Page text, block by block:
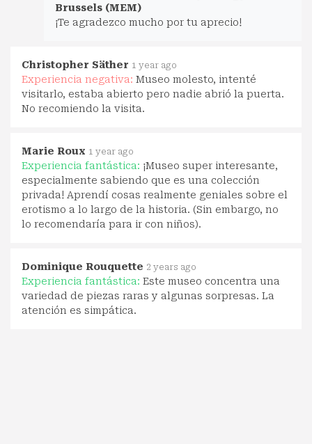
Brussels (MEM)
¡Te agradezco mucho por tu aprecio!
Christopher Säther 1 year ago
Experiencia negativa: Museo molesto, intenté
visitarlo, estaba abierto pero nadie abrió la puerta.
No recomiendo la visita.
Marie Roux 1 year ago
Experiencia fantástica: ¡Museo super interesante,
especialmente sabiendo que es una colección
privada! Aprendí cosas realmente geniales sobre el
erotismo a lo largo de la historia. (Sin embargo, no
lo recomendaría para ir con niños).
Dominique Rouquette 2 years ago
Experiencia fantástica: Este museo concentra una
variedad de piezas raras y algunas sorpresas. La
atención es simpática.